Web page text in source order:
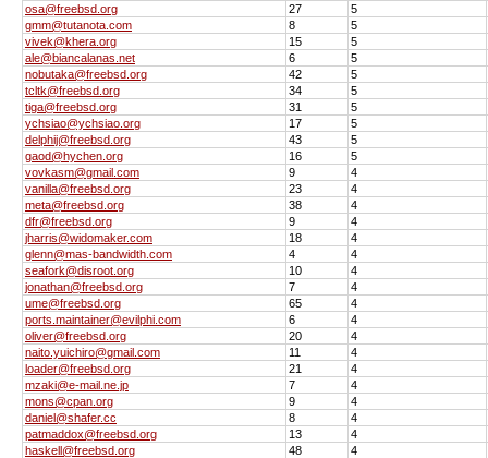
osa@freebsd.org
27
5
gmm@tutanota.com
8
5
vivek@khera.org
15
5
ale@biancalanas.net
6
5
nobutaka@freebsd.org
42
5
tcltk@freebsd.org
34
5
tiga@freebsd.org
31
5
ychsiao@ychsiao.org
17
5
delphij@freebsd.org
43
5
gaod@hychen.org
16
5
vovkasm@gmail.com
9
4
vanilla@freebsd.org
23
4
meta@freebsd.org
38
4
dfr@freebsd.org
9
4
jharris@widomaker.com
18
4
glenn@mas-bandwidth.com
4
4
seafork@disroot.org
10
4
jonathan@freebsd.org
7
4
ume@freebsd.org
65
4
ports.maintainer@evilphi.com
6
4
oliver@freebsd.org
20
4
naito.yuichiro@gmail.com
11
4
loader@freebsd.org
21
4
mzaki@e-mail.ne.jp
7
4
mons@cpan.org
9
4
daniel@shafer.cc
8
4
patmaddox@freebsd.org
13
4
haskell@freebsd.org
48
4